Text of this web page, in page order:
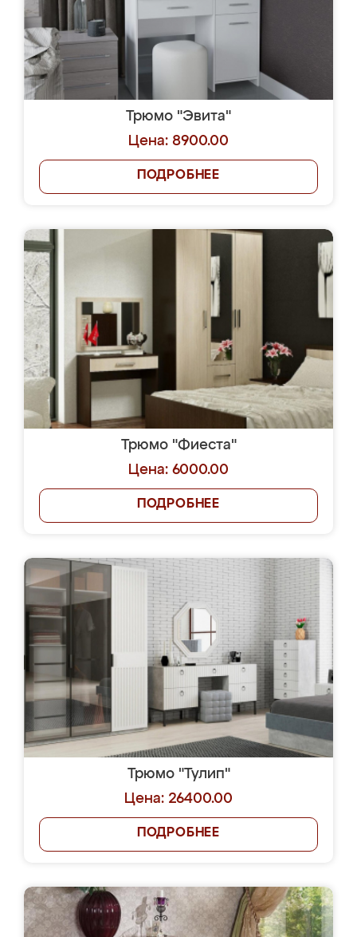
Трюмо "Эвита"
Цена: 8900.00
ПОДРОБНЕЕ
Трюмо "Фиеста"
Цена: 6000.00
ПОДРОБНЕЕ
Трюмо "Тулип"
Цена: 26400.00
ПОДРОБНЕЕ